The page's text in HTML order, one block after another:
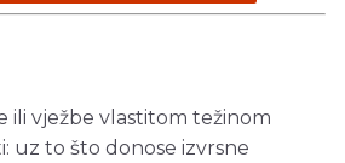
ili vježbe vlastitom težinom
uz to što donose izvrsne